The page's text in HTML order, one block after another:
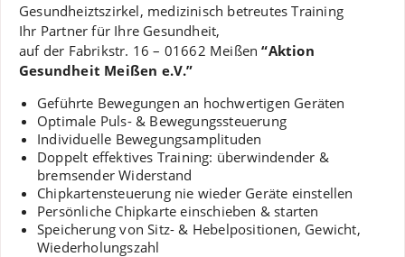
Gesundheiztszirkel, medizinisch betreutes Training
Ihr Partner für Ihre Gesundheit,
auf der Fabrikstr. 16 – 01662 Meißen“Aktion
Gesundheit Meißen e.V.”
Geführte Bewegungen an hochwertigen Geräten
Optimale Puls- & Bewegungssteuerung
Individuelle Bewegungsamplituden
Doppelt effektives Training: überwindender &
bremsender Widerstand
Chipkartensteuerung nie wieder Geräte einstellen
Persönliche Chipkarte einschieben & starten
Speicherung von Sitz- & Hebelpositionen, Gewicht,
Wiederholungszahl